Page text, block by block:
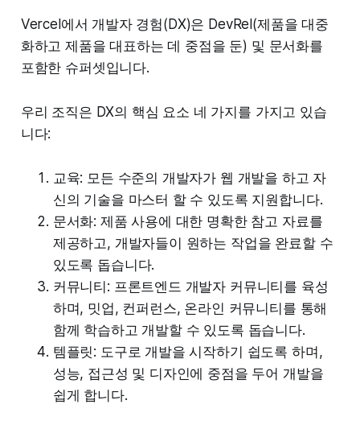
Vercel에서 개발자 경험(DX)은 DevRel(제품을 대중
화하고 제품을 대표하는 데 중점을 둔) 및 문서화를
포함한 슈퍼셋입니다.
우리 조직은 DX의 핵심 요소 네 가지를 가지고 있습
니다:
교육: 모든 수준의 개발자가 웹 개발을 하고 자
신의 기술을 마스터 할 수 있도록 지원합니다.
문서화: 제품 사용에 대한 명확한 참고 자료를
제공하고, 개발자들이 원하는 작업을 완료할 수
있도록 돕습니다.
커뮤니티: 프론트엔드 개발자 커뮤니티를 육성
하며, 밋업, 컨퍼런스, 온라인 커뮤니티를 통해
함께 학습하고 개발할 수 있도록 돕습니다.
템플릿: 도구로 개발을 시작하기 쉽도록 하며,
성능, 접근성 및 디자인에 중점을 두어 개발을
쉽게 합니다.